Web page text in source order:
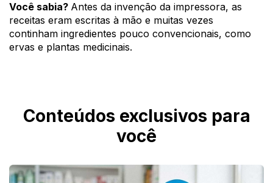
Você sabia? Antes da invenção da impressora, as
receitas eram escritas à mão e muitas vezes
continham ingredientes pouco convencionais, como
ervas e plantas medicinais.
Conteúdos exclusivos para
você